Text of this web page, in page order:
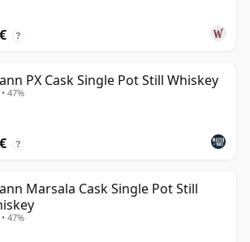
?
PX Cask Single Pot Still Whiskey
47%
?
Marsala Cask Single Pot Still
47%